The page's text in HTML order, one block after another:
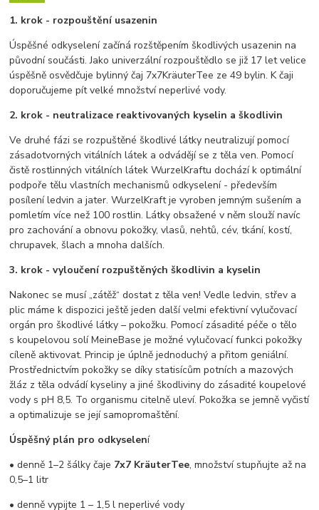
1. krok - rozpouštění usazenin
Úspěšné odkyselení začíná rozštěpením škodlivých usazenin na
původní součásti. Jako univerzální rozpouštědlo se již 17 let velice
úspěšně osvědčuje bylinný čaj 7x7KräuterTee ze 49 bylin. K čaji
doporučujeme pít velké množství neperlivé vody.
2. krok - neutralizace reaktivovaných kyselin a škodlivin
Ve druhé fázi se rozpuštěné škodlivé látky neutralizují pomocí
zásadotvorných vitálních látek a odvádějí se z těla ven. Pomocí
čistě rostlinných vitálních látek WurzelKraftu dochází k optimální
podpoře tělu vlastních mechanismů odkyselení - především
posílení ledvin a jater. WurzelKraft je vyroben jemným sušením a
pomletím více než 100 rostlin. Látky obsažené v něm slouží navíc
pro zachování a obnovu pokožky, vlasů, nehtů, cév, tkání, kostí,
chrupavek, šlach a mnoha dalších.
3. krok - vyloučení rozpuštěných škodlivin a kyselin
Nakonec se musí „zátěž“ dostat z těla ven! Vedle ledvin, střev a
plic máme k dispozici ještě jeden další velmi efektivní vylučovací
orgán pro škodlivé látky – pokožku. Pomocí zásadité péče o tělo
s koupelovou solí MeineBase je možné vylučovací funkci pokožky
cíleně aktivovat. Princip je úplně jednoduchý a přitom geniální.
Prostřednictvím pokožky se díky statisícům potních a mazových
žláz z těla odvádí kyseliny a jiné škodliviny do zásadité koupelové
vody s pH 8,5. To organismu citelně uleví. Pokožka se jemně vyčistí
a optimalizuje se její samopromaštění.
Úspěšný plán pro odkyselení
• denně 1–2 šálky čaje 7x7 KräuterTee, množství stupňujte až na
0,5–1 litr
• denně vypijte 1 – 1,5 l neperlivé vody